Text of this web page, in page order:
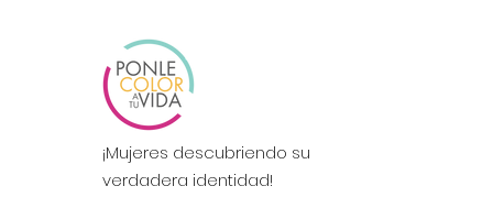
¡Mujeres descubriendo su
verdadera identidad!